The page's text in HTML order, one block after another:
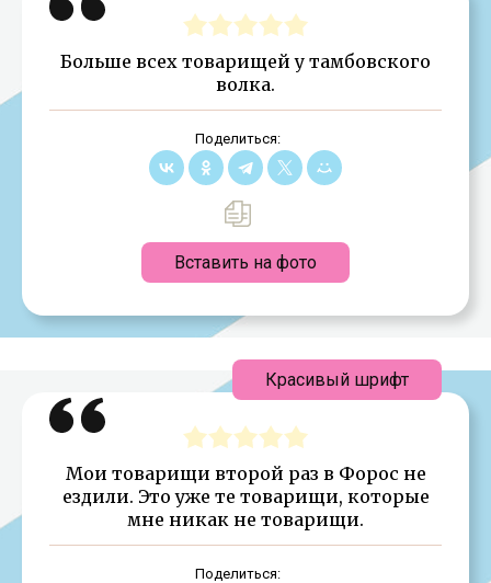
Больше всех товарищей у тамбовского
волка.
Поделиться:
Вставить на фото
Мои товарищи второй раз в Форос не
ездили. Это уже те товарищи, которые
мне никак не товарищи.
Поделиться:
Красивый шрифт